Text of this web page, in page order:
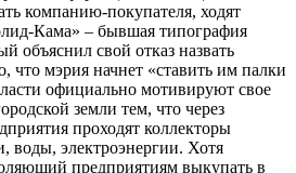
компанию-покупателя, ходят
Кама» – бывшая типография
свой отказ назвать
что мэрия начнет «ставить им палки
официально мотивируют свое
земли тем, что через
проходят коллекторы
воды, электроэнергии. Хотя
предприятиям выкупать в